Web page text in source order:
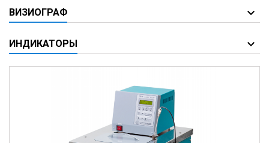
ВИЗИОГРАФ
ИНДИКАТОРЫ